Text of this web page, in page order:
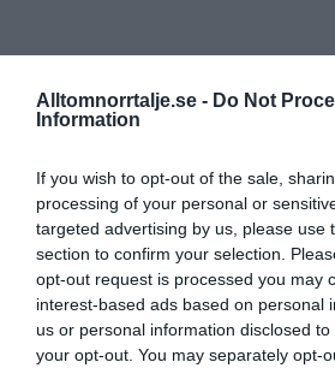
Alltomnorrtalje.se - Do Not
Information
If you wish to opt-out of the sale,
processing of your personal or
targeted advertising by us, please use
section to confirm your selection.
opt-out request is processed you may
interest-based ads based on personal
us or personal information disclosed
your opt-out. You may separately opt-